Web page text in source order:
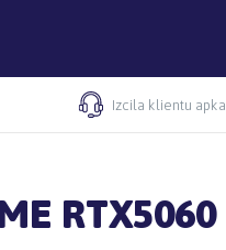
Izcila klientu